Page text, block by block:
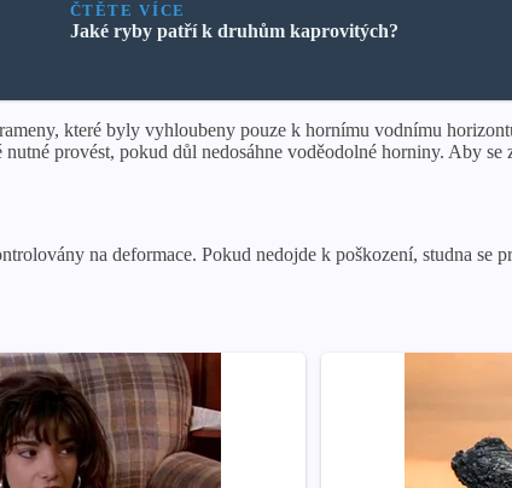
ČTĚTE VÍCE
Jaké ryby patří k druhům kaprovitých?
které byly vyhloubeny pouze k hornímu vodnímu
provést, pokud důl nedosáhne voděodolné horniny. Aby
na deformace. Pokud nedojde k poškození, studna se